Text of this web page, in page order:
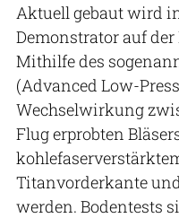
Aktuell gebaut wird
Demonstrator auf der
Mithilfe des
(Advanced Low-
Wechselwirkung
Flug erprobten
Titanvorderkante
werden. Bodentests